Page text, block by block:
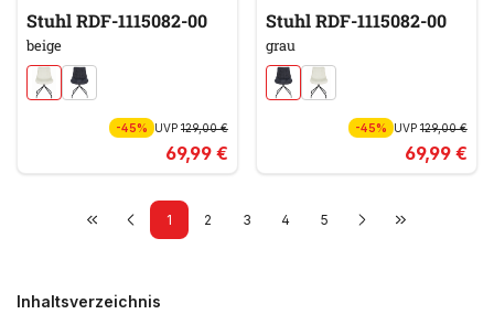
Stuhl RDF-1115082-00
beige
-45% UVP 129,00 €
69,99 €
Stuhl RDF-1115082-00
grau
-45% UVP129,00 €
69,99 €
1 2 3 4 5
Inhaltsverzeichnis